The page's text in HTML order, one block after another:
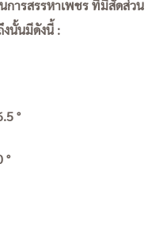
ารสรรหาเพชร ที่มีสัดส่วน
นั้นมีดังนี้ :
°
°